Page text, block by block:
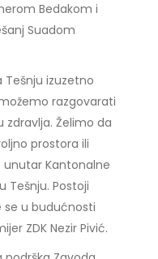
Bedakom i
Suadom
Tešnju izuzetno
razgovarati
Želimo da
prostora ili
Kantonalne
Tešnju. Postoji
se u budućnosti
ZDK Nezir Pivić.